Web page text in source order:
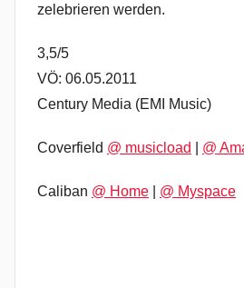
zelebrieren werden.
3,5/5
VÖ: 06.05.2011
Century Media (EMI Music)
Coverfield @ musicload @
Caliban @ Home @ Myspace